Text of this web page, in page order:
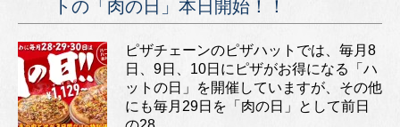
トの「肉の日」本日開始！！
ピザチェーンのピザハットでは、毎月8
日、9日、10日にピザがお得になる「ハ
ットの日」を開催していますが、その他
にも毎月29日を「肉の日」として前日